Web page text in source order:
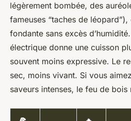
légèrement bombée, des
fameuses “taches de
fondante sans excès
électrique donne une cuisson
souvent moins expressive. Le
sec, moins vivant. Si vous
saveurs intenses, le feu de bois